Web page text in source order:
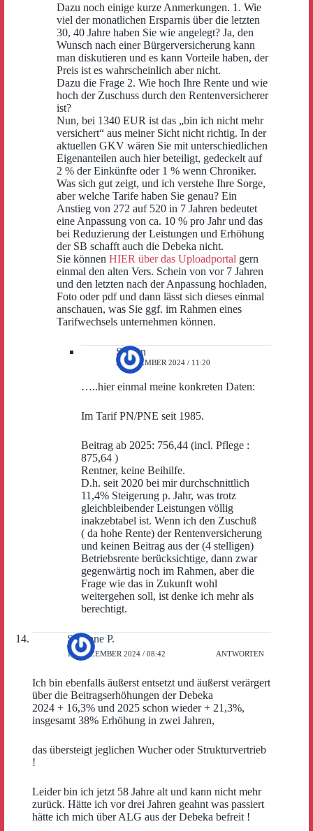
Dazu noch einige kurze Anmerkungen. 1. Wie
viel der monatlichen Ersparnis über die letzten
30, 40 Jahre haben Sie wie angelegt? Ja, den
Wunsch nach einer Bürgerversicherung kann
man diskutieren und es kann Vorteile haben, der
Preis ist es wahrscheinlich aber nicht.
Dazu die Frage 2. Wie hoch Ihre Rente und wie
hoch der Zuschuss durch den Rentenversicherer
ist?
Nun, bei 1340 EUR ist das „bin ich nicht mehr
versichert“ aus meiner Sicht nicht richtig. In der
aktuellen GKV wären Sie mit unterschiedlichen
Eigenanteilen auch hier beteiligt, gedeckelt auf
2 % der Einkünfte oder 1 % wenn Chroniker.
Was sich gut zeigt, und ich verstehe Ihre Sorge,
aber welche Tarife haben Sie genau? Ein
Anstieg von 272 auf 520 in 7 Jahren bedeutet
eine Anpassung von ca. 10 % pro Jahr und das
bei Reduzierung der Leistungen und Erhöhung
der SB schafft auch die Debeka nicht.
Sie können HIER über das Uploadportal gern
einmal den alten Vers. Schein von vor 7 Jahren
und den letzten nach der Anpassung hochladen,
Foto oder pdf und dann lässt sich dieses einmal
anschauen, was Sie ggf. im Rahmen eines
Tarifwechsels unternehmen können.
Steven
5. DEZEMBER 2024 / 11:20
…..hier einmal meine konkreten Daten:
Im Tarif PN/PNE seit 1985.
Beitrag ab 2025: 756,44 (incl. Pflege :
875,64 )
Rentner, keine Beihilfe.
D.h. seit 2020 bei mir durchschnittlich
11,4% Steigerung p. Jahr, was trotz
gleichbleibender Leistungen völlig
inakzebtabel ist. Wenn ich den Zuschuß
( da hohe Rente) der Rentenversicherung
und keinen Beitrag aus der (4 stelligen)
Betriebsrente berücksichtige, dann zwar
gegenwärtig noch im Rahmen, aber die
Frage wie das in Zukunft wohl
weitergehen soll, ist denke ich mehr als
berechtigt.
Susanne P.
17. DEZEMBER 2024 / 08:42 ANTWORTEN
Ich bin ebenfalls äußerst entsetzt und äußerst verärgert
über die Beitragserhöhungen der Debeka
2024 + 16,3% und 2025 schon wieder + 21,3%,
insgesamt 38% Erhöhung in zwei Jahren,
das übersteigt jeglichen Wucher oder Strukturvertrieb
!
Leider bin ich jetzt 58 Jahre alt und kann nicht mehr
zurück. Hätte ich vor drei Jahren geahnt was passiert
hätte ich mich über ALG aus der Debeka befreit !